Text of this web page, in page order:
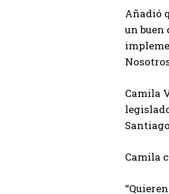
Añadió
un buen
Camila
Camila